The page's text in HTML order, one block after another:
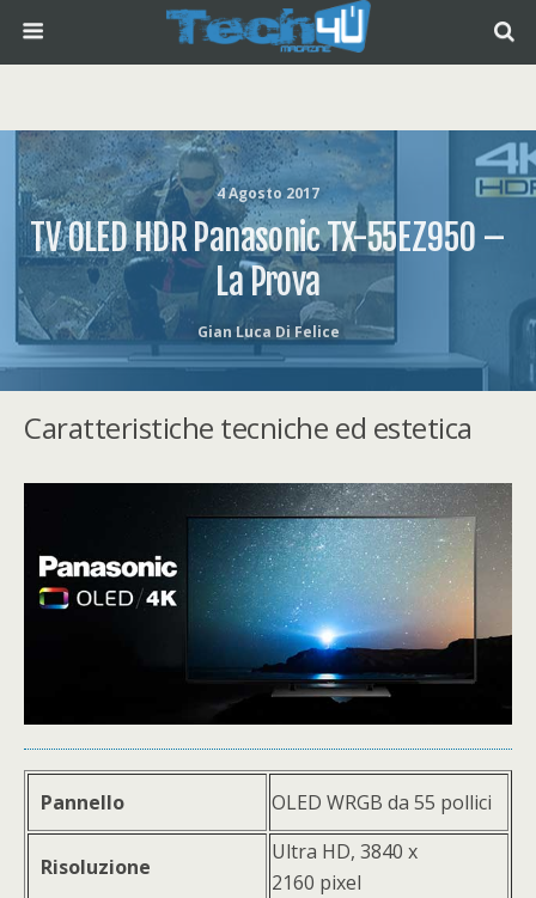
4 Agosto 2017
TV OLED HDR Panasonic TX-55EZ950 –
La Prova
Gian Luca Di Felice
Caratteristiche tecniche ed estetica
Pannello OLED WRGB da 55 pollici
Risoluzione
Ultra HD, 3840 x
2160 pixel